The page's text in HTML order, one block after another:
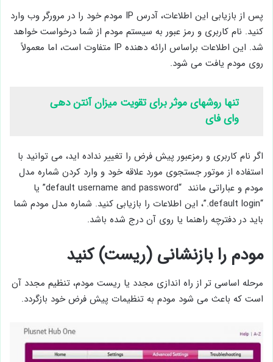
پس از بازیابی این اطلاعات، آدرس IP مودم خود را در مرورگر وب وارد
کنید. نام کاربری و رمز عبور به سیستم مودم از شما درخواست خواهد
شد. این اطلاعات براساس ارائه دهنده IP متفاوت است، اما معمولاً
روی مودم یافت می شود.
تنها روشهای موثر برای تقویت میزان آنتن دهی
وای فای
اگر نام کاربری و رمزعبور پیش فرض را تغییر نداده اید، می توانید با
استفاده از موتور جستجوی مورد علاقه خود و وارد کردن شماره مدل
مودم و عباراتی مانند “default username and password” یا
“default login.”، این اطلاعات را بازیابی کنید. شماره مدل مودم شما
باید در دفترچه راهنما یا روی آن درج شده باشد.
مودم را بازنشانی (ریست) کنید
مرحله اساسی تر از راه اندازی مجدد یا ریست مودم، تنظیم مجدد آن
است که باعث می شود مودم به تنظیمات پیش فرض خود بازگردد.